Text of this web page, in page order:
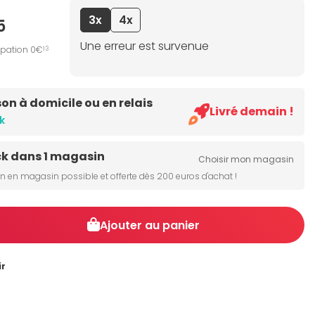
0€13
3x
4x
Une erreur est survenue
à domicile ou en relais
Livré demain !
dans 1 magasin
Choisir mon magasin
en magasin possible et offerte dès 200 euros d'achat !
Ajouter au panier